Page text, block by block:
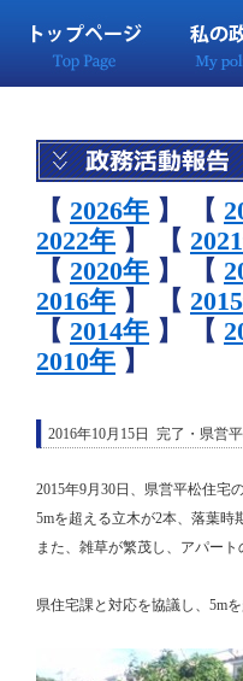
【 2026年 】 【
2022年 】 【
【 2020年 】 【
2016年 】 【
【 2014年 】 【
2010年 】
2016年10月15日 完了・県営
2015年9月30日、県営平松住宅
5mを超える立木が2本、落葉時
また、雑草が繁茂し、アパー
県住宅課と対応を協議し、5m